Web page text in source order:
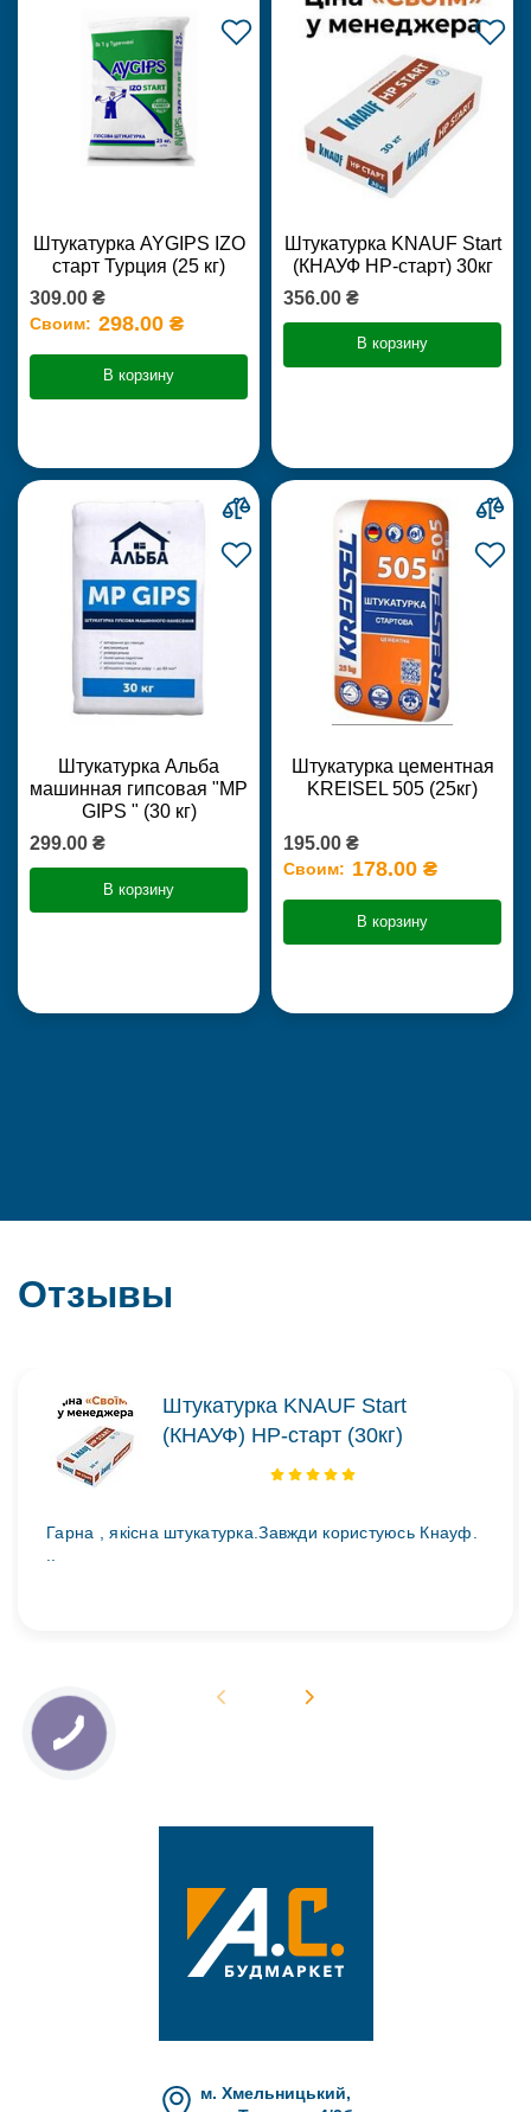
Штукатурка AYGIPS IZO
старт Турция (25 кг)
309.00 ₴
Своим: 298.00 ₴
В корзину
Штукатурка KNAUF Start
(КНАУФ НР-старт) 30кг
356.00 ₴
В корзину
Штукатурка Альба
машинная гипсовая "MP
GIPS " (30 кг)
299.00 ₴
В корзину
Штукатурка цементная
KREISEL 505 (25кг)
195.00 ₴
Своим: 178.00 ₴
В корзину
Отзывы
Штукатурка KNAUF Start
(КНАУФ) НР-старт (30кг)
Гарна , якісна штукатурка.Завжди користуюсь Кнауф.
..
м. Хмельницький,